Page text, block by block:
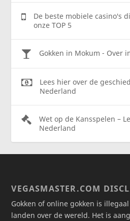
De beste mobiele casino's
onze TOP 5
Gokken in Mokum - Over
Lees hier over de
Nederland
Wet op de Kansspelen –
Nederland
VEGASMASTER.COM
Gokken of online gokken is
landen over de wereld. Het is